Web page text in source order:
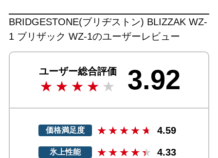
BRIDGESTONE(ブリヂストン) BLIZZAK WZ-
1 ブリザック WZ-1のユーザーレビュー
ユーザー総合評価 3.92
価格満足度 4.59
氷上性能 4.33